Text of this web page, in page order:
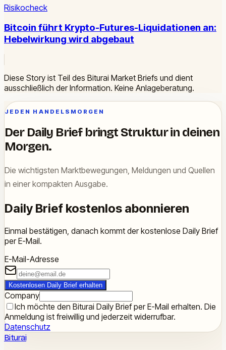
Risikocheck
Bitcoin führt Krypto-Futures-Liquidationen an:
Hebelwirkung wird abgebaut
Diese Story ist Teil des Biturai Market Briefs und dient
ausschließlich der Information. Keine Anlageberatung.
JEDEN HANDELSMORGEN
Der Daily Brief bringt Struktur in deinen
Morgen.
Die wichtigsten Marktbewegungen, Meldungen und Quellen
in einer kompakten Ausgabe.
Daily Brief kostenlos abonnieren
Einmal bestätigen, danach kommt der kostenlose Daily Brief
per E-Mail.
E-Mail-Adresse
Kostenlosen Daily Brief erhalten
Company
Ich möchte den Biturai Daily Brief per E-Mail erhalten. Die
Anmeldung ist freiwillig und jederzeit widerrufbar.
Datenschutz
Biturai